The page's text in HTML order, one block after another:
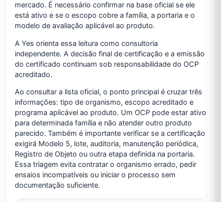
mercado. É necessário confirmar na base oficial se ele
está ativo e se o escopo cobre a família, a portaria e o
modelo de avaliação aplicável ao produto.
A Yes orienta essa leitura como consultoria
independente. A decisão final de certificação e a emissão
do certificado continuam sob responsabilidade do OCP
acreditado.
Ao consultar a lista oficial, o ponto principal é cruzar três
informações: tipo de organismo, escopo acreditado e
programa aplicável ao produto. Um OCP pode estar ativo
para determinada família e não atender outro produto
parecido. Também é importante verificar se a certificação
exigirá Modelo 5, lote, auditoria, manutenção periódica,
Registro de Objeto ou outra etapa definida na portaria.
Essa triagem evita contratar o organismo errado, pedir
ensaios incompatíveis ou iniciar o processo sem
documentação suficiente.